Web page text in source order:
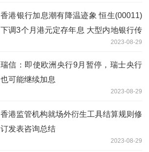
香港银行加息潮有降温迹象 恒生(00011)
下调3个月港元定存年息 大型内地银行传
2023-08-29
瑞信：即使欧洲央行9月暂停，瑞士央行
也可能继续加息
2023-08-29
香港监管机构就场外衍生工具结算规则修
订发表咨询总结
2023-08-29